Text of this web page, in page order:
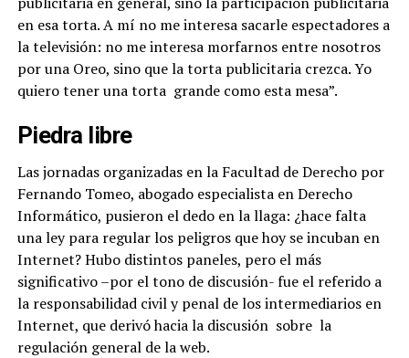
en esa torta.A mí no me interesa sacarle espectadores a
la televisión: no me interesa morfarnos entre nosotros
por una Oreo, sino que la torta publicitaria crezca. Yo
quiero tener una torta grande como esta mesa”.
Piedra libre
Las jornadas organizadas en la Facultad de Derecho por
Fernando Tomeo, abogado especialista en Derecho
Informático, pusieron el dedo en la llaga: ¿hace falta
una ley para regular los peligros que hoy se incuban en
Internet? Hubo distintos paneles, pero el más
significativo –por el tono de discusión- fue el referido a
la responsabilidad civil y penal de los intermediarios en
Internet, que derivó hacia la discusión sobre la
regulación general de la web.